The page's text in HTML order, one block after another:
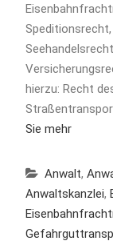
hierzu: Recht
Sie mehr
Anwalt,
Anwaltskanzlei,